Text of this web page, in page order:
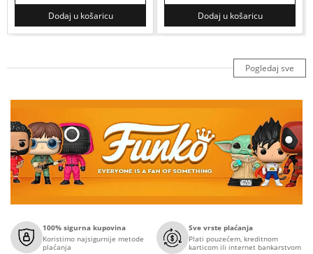
Dodaj u košaricu Dodaj u košaricu
Pogledaj sve
100% sigurna kupovina
Koristimo najsigurnije metode
plaćanja
Sve vrste plaćanja
Plati pouzećem, kreditnom
karticom ili internet bankarstvom